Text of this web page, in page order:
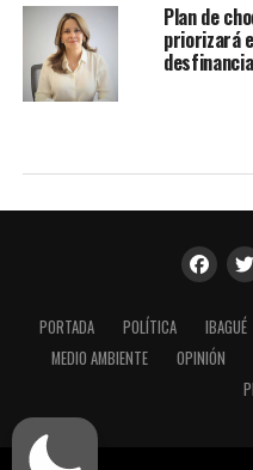
Plan de
priorizará
PORTADA POLÍTICA IBAGUÉ
MEDIO AMBIENTE
OPINIÓN